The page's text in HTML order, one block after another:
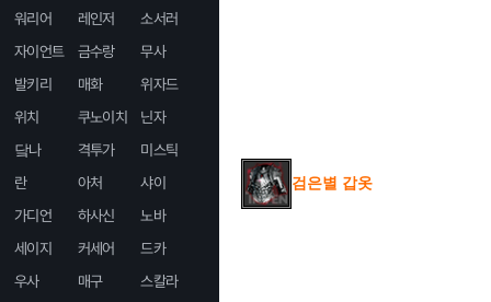
워리어 레인저
소서러
자이언트
금수랑
무사
발키리
매화
위자드
위치
쿠노이치
닌자
닼나
격투가
미스틱
란
아처
샤이
가디언
하사신
노바
세이지
커세어
드카
우사
매구
스칼라
검은별 갑옷